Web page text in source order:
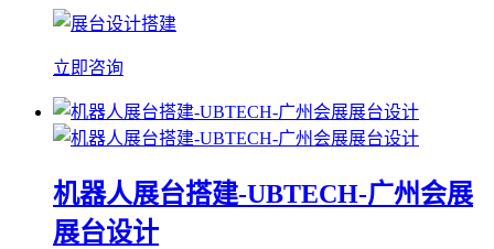
立即咨询
机器人展台搭建-UBTECH-广州会展
展台设计